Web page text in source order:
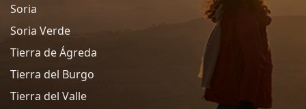
Soria
Soria Verde
Tierra de Ágreda
Tierra del Burgo
Tierra del Valle